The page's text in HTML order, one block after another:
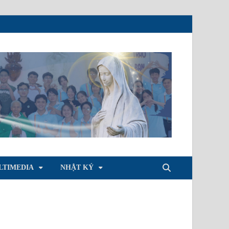
NHẬT KÝ